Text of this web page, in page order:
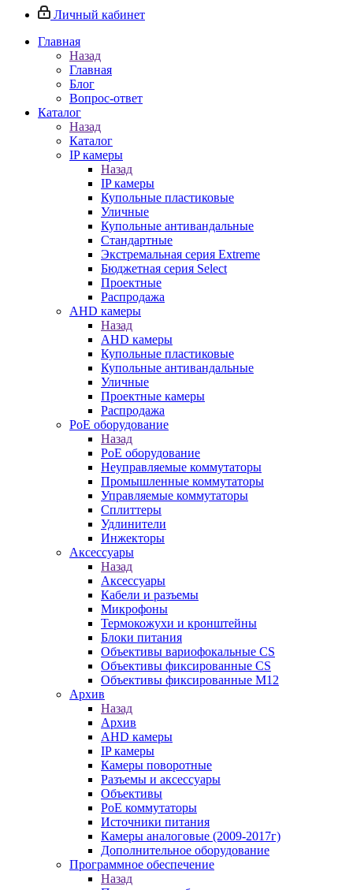
Личный кабинет
Главная
Назад
Главная
Блог
Вопрос-ответ
Каталог
Назад
Каталог
IP камеры
Назад
IP камеры
Купольные пластиковые
Уличные
Купольные антивандальные
Стандартные
Экстремальная серия Extreme
Бюджетная серия Select
Проектные
Распродажа
AHD камеры
Назад
AHD камеры
Купольные пластиковые
Купольные антивандальные
Уличные
Проектные камеры
Распродажа
PoE оборудование
Назад
PoE оборудование
Неуправляемые коммутаторы
Промышленные коммутаторы
Управляемые коммутаторы
Сплиттеры
Удлинители
Инжекторы
Аксессуары
Назад
Аксессуары
Кабели и разъемы
Микрофоны
Термокожухи и кронштейны
Блоки питания
Объективы вариофокальные CS
Объективы фиксированные CS
Объективы фиксированные М12
Архив
Назад
Архив
AHD камеры
IP камеры
Камеры поворотные
Разъемы и аксессуары
Объективы
PoE коммутаторы
Источники питания
Камеры аналоговые (2009-2017г)
Дополнительное оборудование
Программное обеспечение
Назад